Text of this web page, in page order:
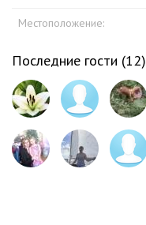
Местоположение:
Последние гости (12)